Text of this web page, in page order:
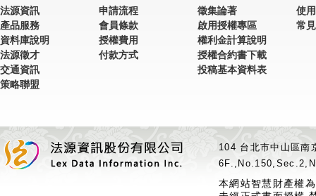
法源資訊
產品服務
資料庫說明
法源徵才
交通資訊
策略聯盟
申請流程
會員條款
授權費用
付款方式
徵集論著
啟用授權專區
權利金計算說明
授權合約書下載
投稿基本資料表
使
常
104 台北市中山區
本網站智慧財產權